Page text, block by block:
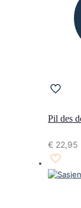
Pil des
€ 22,95